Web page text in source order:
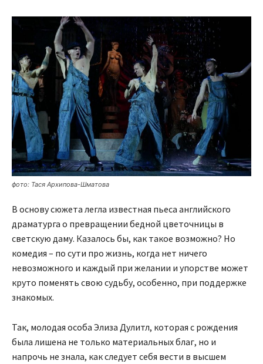
фото: Тася Архипова-Шматова
В основу сюжета легла известная пьеса английского
драматурга о превращении бедной цветочницы в
светскую даму. Казалось бы, как такое возможно? Но
комедия – по сути про жизнь, когда нет ничего
невозможного и каждый при желании и упорстве может
круто поменять свою судьбу, особенно, при поддержке
знакомых.
Так, молодая особа Элиза Дулитл, которая с рождения
была лишена не только материальных благ, но и
напрочь не знала, как следует себя вести в высшем